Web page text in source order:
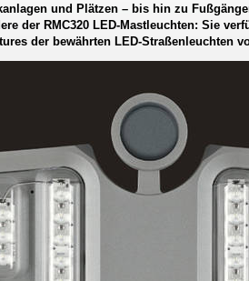
und Plätzen – bis hin zu
der RMC320 LED-Mastleuchten: Sie
der bewährten LED-Straßenleuchten